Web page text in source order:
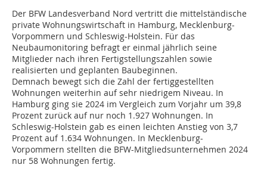
Der BFW Landesverband Nord vertritt die mittelständische
private Wohnungswirtschaft in Hamburg, Mecklenburg-
Vorpommern und Schleswig-Holstein. Für das
Neubaumonitoring befragt er einmal jährlich seine
Mitglieder nach ihren Fertigstellungszahlen sowie
realisierten und geplanten Baubeginnen.
Demnach bewegt sich die Zahl der fertiggestellten
Wohnungen weiterhin auf sehr niedrigem Niveau. In
Hamburg ging sie 2024 im Vergleich zum Vorjahr um 39,8
Prozent zurück auf nur noch 1.927 Wohnungen. In
Schleswig-Holstein gab es einen leichten Anstieg von 3,7
Prozent auf 1.634 Wohnungen. In Mecklenburg-
Vorpommern stellten die BFW-Mitgliedsunternehmen 2024
nur 58 Wohnungen fertig.